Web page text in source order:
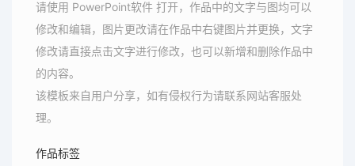
请使用 PowerPoint软件 打开，作品中的文字与图均可以
修改和编辑，图片更改请在作品中右键图片并更换，文字
修改请直接点击文字进行修改，也可以新增和删除作品中
的内容。
该模板来自用户分享，如有侵权行为请联系网站客服处
理。
作品标签